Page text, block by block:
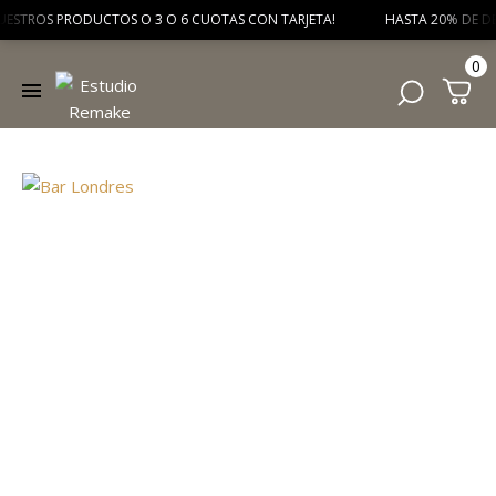
PRODUCTOS O 3 O 6 CUOTAS CON TARJETA! HASTA 20% DE
0